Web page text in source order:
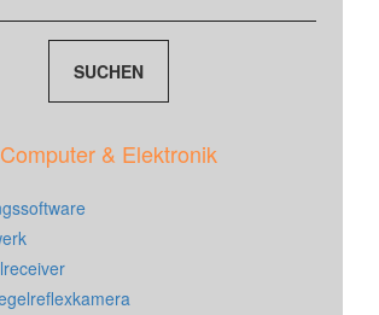
Computer & Elektronik